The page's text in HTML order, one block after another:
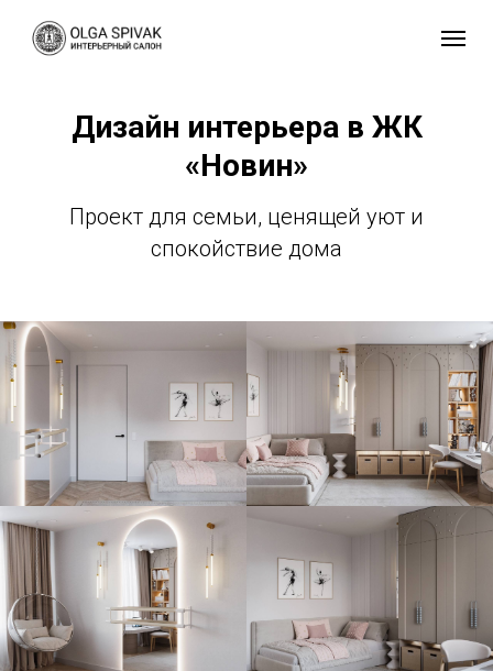
Дизайн интерьера в ЖК
«Новин»
Проект для семьи, ценящей уют и
спокойствие дома